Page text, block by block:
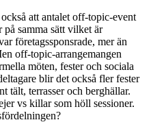
att antalet off-topic-event
samma sätt vilket är
företagssponsrade, mer än
off-topic-arrangemangen
möten, fester och sociala
blir det också fler fester
tält, terrasser och berghällar.
vs killar som höll sessioner.